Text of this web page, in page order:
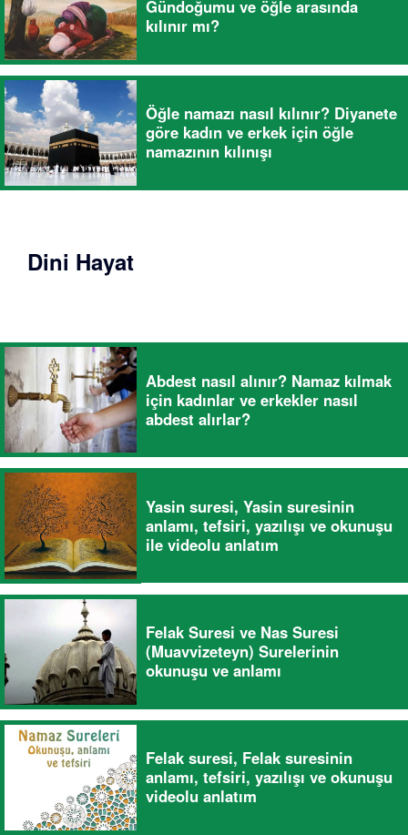
Gündoğumu ve öğle arasında
kılınır mı?
Öğle namazı nasıl kılınır? Diyanete
göre kadın ve erkek için öğle
namazının kılınışı
Dini Hayat
Abdest nasıl alınır? Namaz kılmak
için kadınlar ve erkekler nasıl
abdest alırlar?
Yasin suresi, Yasin suresinin
anlamı, tefsiri, yazılışı ve okunuşu
ile videolu anlatım
Felak Suresi ve Nas Suresi
(Muavvizeteyn) Surelerinin
okunuşu ve anlamı
Felak suresi, Felak suresinin
anlamı, tefsiri, yazılışı ve okunuşu
videolu anlatım